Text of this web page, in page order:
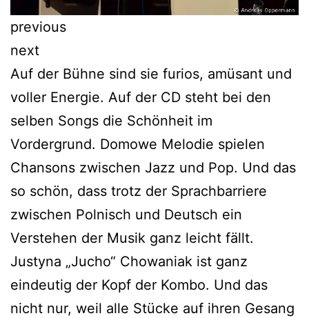
previous
next
Auf der Bühne sind sie furios, amüsant und
voller Energie. Auf der CD steht bei den
selben Songs die Schönheit im
Vordergrund. Domowe Melodie spielen
Chansons zwischen Jazz und Pop. Und das
so schön, dass trotz der Sprachbarriere
zwischen Polnisch und Deutsch ein
Verstehen der Musik ganz leicht fällt.
Justyna „Jucho“ Chowaniak ist ganz
eindeutig der Kopf der Kombo. Und das
nicht nur, weil alle Stücke auf ihren Gesang